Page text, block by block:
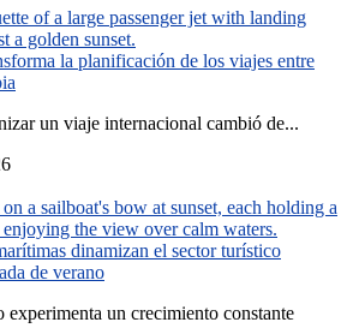
la planificación de los viajes entre
un viaje internacional cambió de...
dinamizan el sector turístico
de verano
experimenta un crecimiento constante